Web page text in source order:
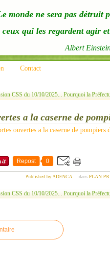
monde ne sera pas détruit
ceux qui les regardent agir
Albert
Contact
CSS du 10/10/2025... Pourquoi la
a la caserne de
Repost 0
Published by ADENCA - dans PLAN
CSS du 10/10/2025... Pourquoi la